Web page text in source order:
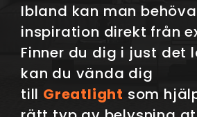
Ibland kan man
inspiration direkt från
Finner du dig i just det
kan du vända dig
till Greatlight som